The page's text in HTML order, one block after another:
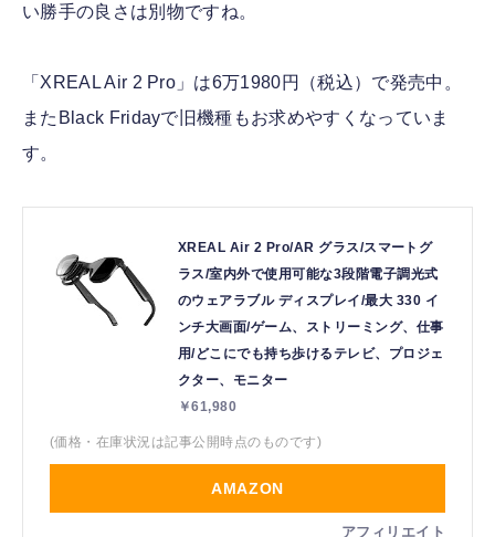
い勝手の良さは別物ですね。
「XREAL Air 2 Pro」は6万1980円（税込）で発売中。
またBlack Fridayで旧機種もお求めやすくなっていま
す。
XREAL Air 2 Pro/AR グラス/スマートグ
ラス/室内外で使用可能な3段階電子調光式
のウェアラブル ディスプレイ/最大 330 イ
ンチ大画面/ゲーム、ストリーミング、仕事
用/どこにでも持ち歩けるテレビ、プロジェ
クター、モニター
￥61,980
(価格・在庫状況は記事公開時点のものです)
AMAZON